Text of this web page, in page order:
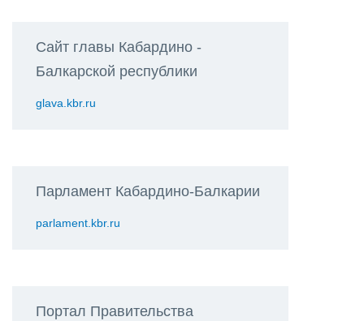
Сайт главы Кабардино -
Балкарской республики
glava.kbr.ru
Парламент Кабардино-Балкарии
parlament.kbr.ru
Портал Правительства